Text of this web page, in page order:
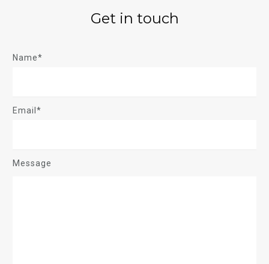
Get in touch
Name*
Email*
Message